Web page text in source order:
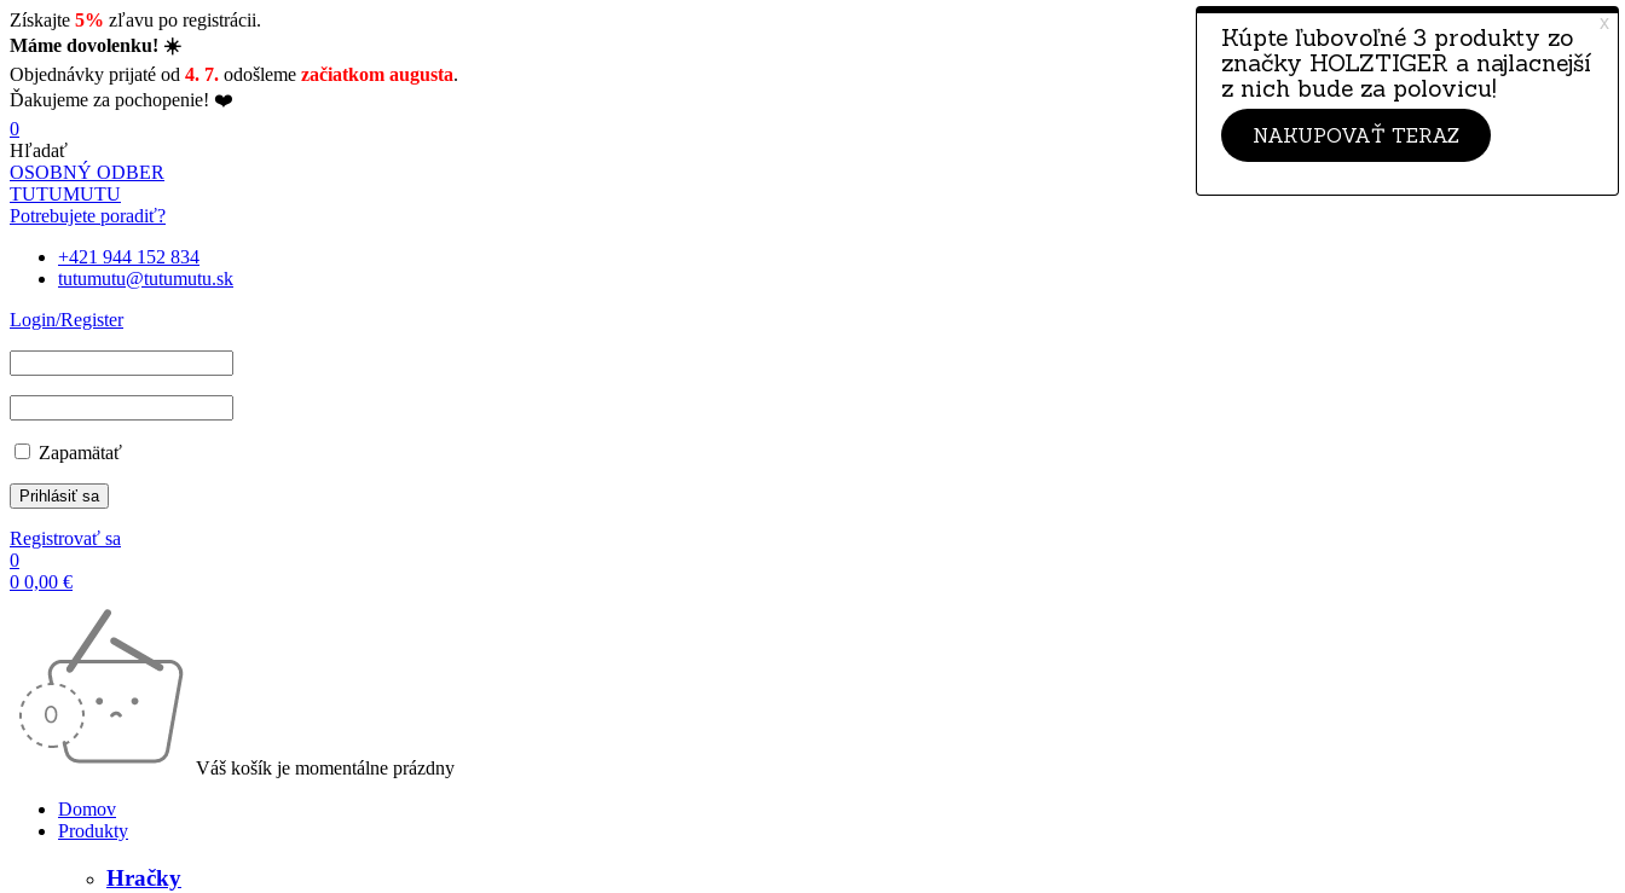
Získajte 5% zľavu po registrácii.
Máme dovolenku! ☀️
Objednávky prijaté od 4. 7. odošleme začiatkom augusta.
Ďakujeme za pochopenie! ❤️
0
Hľadať
OSOBNÝ ODBER
TUTUMUTU
Potrebujete poradiť?
+421 944 152 834
tutumutu@tutumutu.sk
Login/Register
Zapamätať
Registrovať sa
0
0 0,00 €
Váš košík je momentálne prázdny
Domov
Produkty
Hračky